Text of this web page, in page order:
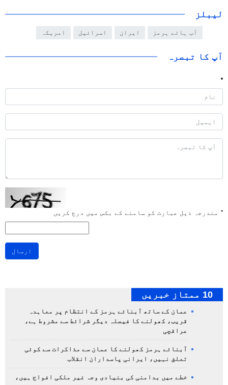
لیبلز
آب ہائے ہرمز ایران اسرائیل امریکہ
آپ کا تبصرہ
* مندرجہ ذیل عبارت کو سامنے کے بکس میں درج کریں
ارسال
10 ممتاز خبریں
عمان کے ساتھ آبنائے ہرمز کے انتظام پر معاہدہ
قریب، کھولنے کا فیصلہ دیگر شرائط سے مشروط ہے،
عراقچی
آبنائے ہرمز کھولنے کا عمان سے مذاکرات سے کوئی
تعلق نہیں، ایرانی پاسداران انقلاب
خطے میں بدامنی کی بنیادی وجہ غیر ملکی افواج ہیں،